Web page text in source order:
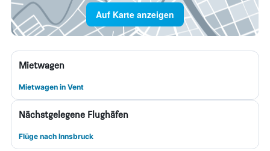
Auf Karte anzeigen
Mietwagen
Mietwagen in Vent
Nächstgelegene Flughäfen
Flüge nach Innsbruck